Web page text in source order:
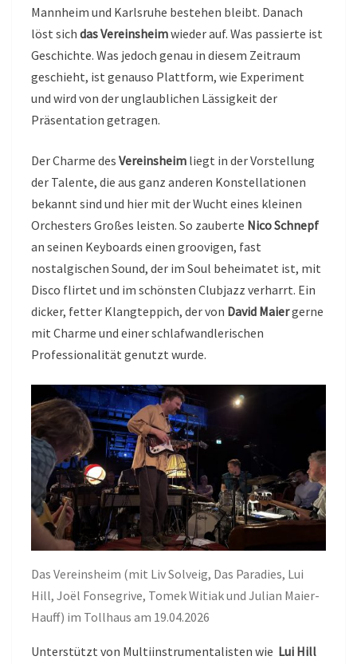
Mannheim und Karlsruhe bestehen bleibt. Danach
löst sich das Vereinsheimwieder auf. Was passierte ist
Geschichte. Was jedoch genau in diesem Zeitraum
geschieht, ist genauso Plattform, wie Experiment
und wird von der unglaublichen Lässigkeit der
Präsentation getragen.
Der Charme des Vereinsheim liegt in der Vorstellung
der Talente, die aus ganz anderen Konstellationen
bekannt sind und hier mit der Wucht eines kleinen
Orchesters Großes leisten. So zauberte Nico Schnepf
an seinen Keyboards einen groovigen, fast
nostalgischen Sound, der im Soul beheimatet ist, mit
Disco flirtet und im schönsten Clubjazz verharrt. Ein
dicker, fetter Klangteppich, der von David Maiergerne
mit Charme und einer schlafwandlerischen
Professionalität genutzt wurde.
Das Vereinsheim (mit Liv Solveig, Das Paradies, Lui
Hill, Joël Fonsegrive, Tomek Witiak und Julian Maier-
Hauff) im Tollhaus am 19.04.2026
Unterstützt von Multiinstrumentalisten wie Lui Hill